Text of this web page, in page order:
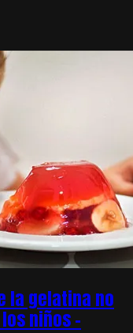
la gelatina no
niños –